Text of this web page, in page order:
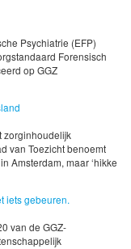
Psychiatrie (EFP)
Forensisch
op GGZ
zorginhoudelijk
van Toezicht benoemt
Amsterdam, maar ‘hikke
iets gebeuren.
van de GGZ-